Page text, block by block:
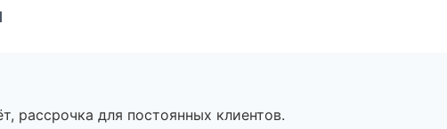
рассрочка для постоянных клиентов.